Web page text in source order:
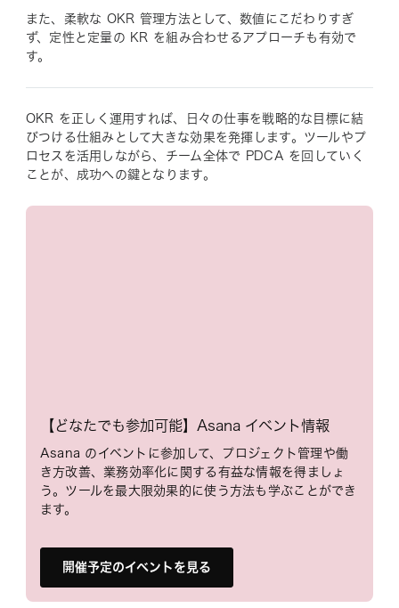
また、柔軟な OKR 管理方法として、数値にこだわりすぎ
ず、定性と定量の KR を組み合わせるアプローチも有効で
す。
OKR を正しく運用すれば、日々の仕事を戦略的な目標に結
びつける仕組みとして大きな効果を発揮します。ツールやプ
ロセスを活用しながら、チーム全体で PDCA を回していく
ことが、成功への鍵となります。
【どなたでも参加可能】Asana イベント情報
Asana のイベントに参加して、プロジェクト管理や働
き方改善、業務効率化に関する有益な情報を得ましょ
う。ツールを最大限効果的に使う方法も学ぶことができ
ます。
開催予定のイベントを見る